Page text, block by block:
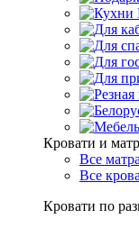
Кровати и
Все
Все
Кровати по